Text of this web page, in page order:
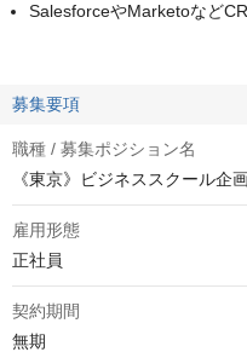
SalesforceやMarketoなど
募集要項
職種 / 募集ポジション名
《東京》ビジネススクール企
雇用形態
正社員
契約期間
無期